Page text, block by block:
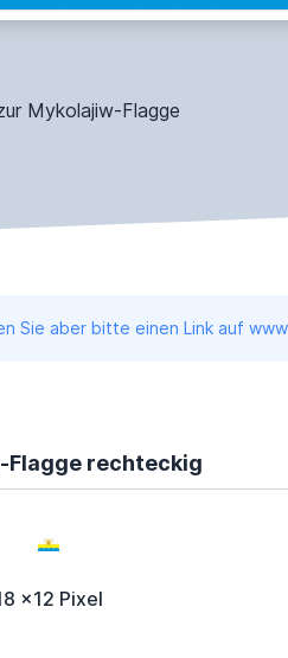
Mykolajiw-Flagge
Sie aber bitte einen Link auf
Flagge rechteckig
x12 Pixel